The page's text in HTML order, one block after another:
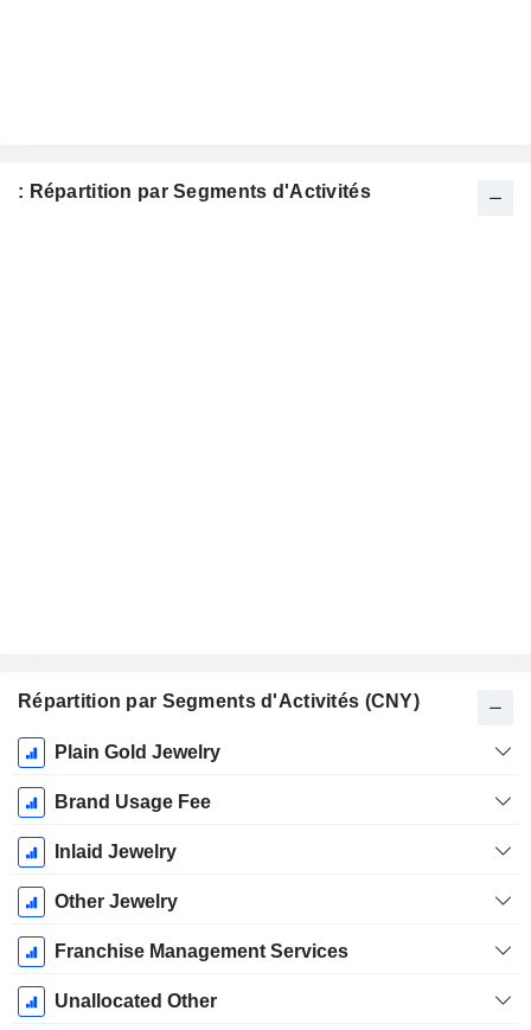
: Répartition par Segments d'Activités
Répartition par Segments d'Activités (CNY)
Période
Fiscale:
Décembre
Plain Gold Jewelry
Brand Usage Fee
Inlaid Jewelry
Other Jewelry
Franchise Management Services
Unallocated Other